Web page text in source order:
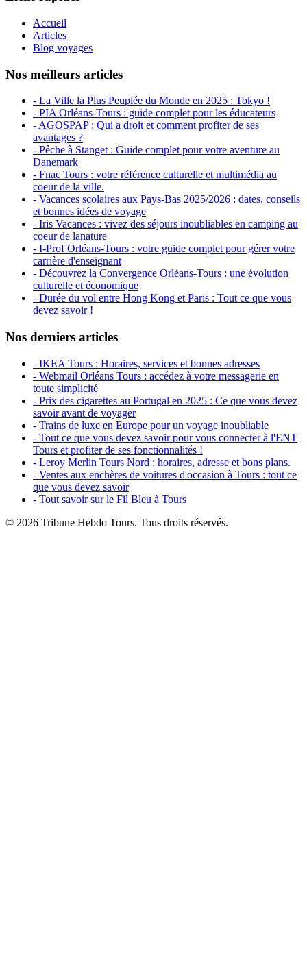
Accueil
Articles
Blog voyages
Nos meilleurs articles
- La Ville la Plus Peuplée du Monde en 2025 : Tokyo !
- PIA Orléans-Tours : guide complet pour les éducateurs
- AGOSPAP : Qui a droit et comment profiter de ses
avantages ?
- Pêche à Stanget : Guide complet pour votre aventure au
Danemark
- Fnac Tours : votre référence culturelle et multimédia au
coeur de la ville.
- Vacances scolaires aux Pays-Bas 2025/2026 : dates, conseils
et bonnes idées de voyage
- Iris Vacances : vivez des séjours inoubliables en camping au
coeur de lanature
- I-Prof Orléans-Tours : votre guide complet pour gérer votre
carrière d'enseignant
- Découvrez la Convergence Orléans-Tours : une évolution
culturelle et économique
- Durée du vol entre Hong Kong et Paris : Tout ce que vous
devez savoir !
Nos derniers articles
- IKEA Tours : Horaires, services et bonnes adresses
- Webmail Orléans Tours : accédez à votre messagerie en
toute simplicité
- Prix des cigarettes au Portugal en 2025 : Ce que vous devez
savoir avant de voyager
- Trains de luxe en Europe pour un voyage inoubliable
- Tout ce que vous devez savoir pour vous connecter à l'ENT
Tours et profiter de ses fonctionnalités !
- Leroy Merlin Tours Nord : horaires, adresse et bons plans.
- Ventes aux enchères de voitures d'occasion à Tours : tout ce
que vous devez savoir
- Tout savoir sur le Fil Bleu à Tours
© 2026 Tribune Hebdo Tours. Tous droits réservés.